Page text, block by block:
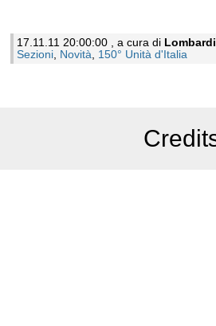
17.11.11 20:00:00 , a cura di
Sezioni, Novità, 150° Unità d'Italia